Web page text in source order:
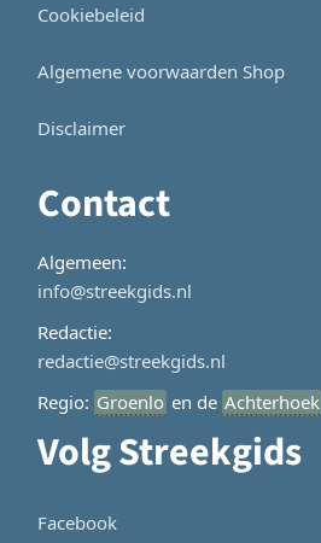
Cookiebeleid
Algemene voorwaarden Shop
Disclaimer
Contact
Algemeen:
info@streekgids.nl
Redactie:
redactie@streekgids.nl
Regio: Groenlo en de Achterhoek
Volg Streekgids
Facebook